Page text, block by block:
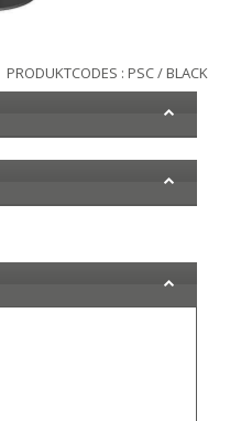
PRODUKTCODES : PSC / BLACK